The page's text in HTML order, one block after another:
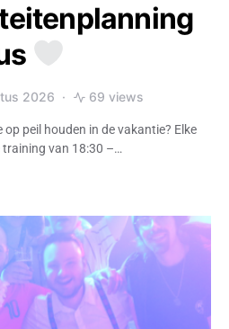
2026 69 views
peil houden in de vakantie? Elke
training van 18:30 –…